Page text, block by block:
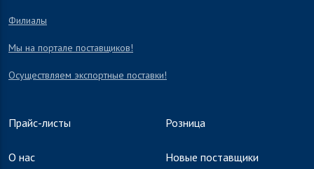
Филиалы
Мы на портале поставщиков!
Осуществляем экспортные поставки!
Прайс-листы
О нас
Розница
Новые поставщики